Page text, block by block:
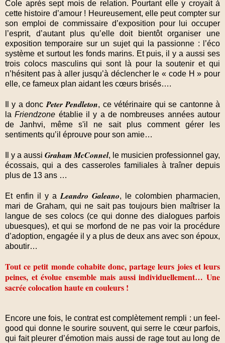
Cole après sept mois de relation. Pourtant elle y croyait à
cette histoire d’amour ! Heureusement, elle peut compter sur
son emploi de commissaire d’exposition pour lui occuper
l’esprit, d’autant plus qu’elle doit bientôt organiser une
exposition temporaire sur un sujet qui la passionne : l’éco
système et surtout les fonds marins. Et puis, il y a aussi ses
trois colocs masculins qui sont là pour la soutenir et qui
n’hésitent pas à aller jusqu’à déclencher le « code H » pour
elle, ce fameux plan aidant les cœurs brisés….
Il y a donc Peter Pendleton, ce vétérinaire qui se cantonne à
laFriendzone établie il y a de nombreuses années autour
de Janhvi, même s'il ne sait plus comment gérer les
sentiments qu’il éprouve pour son amie…
Il y a aussi Graham McConnel, le musicien professionnel gay,
écossais, qui a des casseroles familiales à traîner depuis
plus de 13 ans …
Et enfin il y a Leandro Galeano, le colombien pharmacien,
mari de Graham, qui ne sait pas toujours bien maîtriser la
langue de ses colocs (ce qui donne des dialogues parfois
ubuesques), et qui se morfond de ne pas voir la procédure
d’adoption, engagée il y a plus de deux ans avec son époux,
aboutir…
Tout ce petit monde cohabite donc, partage leurs joies et leurs
peines, et évolue ensemble mais aussi individuellement… Une
sacrée colocation haute en couleurs !
Encore une fois, le contrat est complètement rempli : un feel-
good qui donne le sourire souvent, qui serre le cœur parfois,
qui fait pleurer d’émotion mais aussi de rage tout au long de